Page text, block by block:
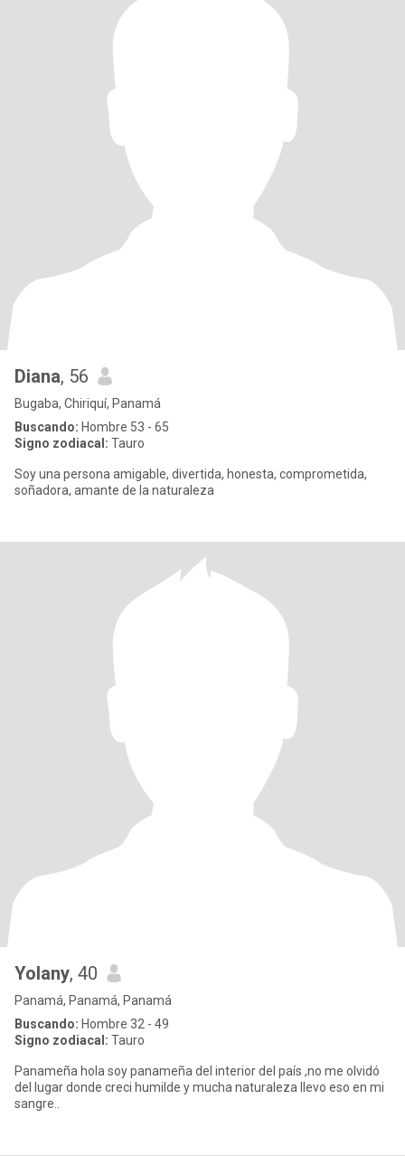
Diana, 56
Bugaba, Chiriquí, Panamá
Buscando: Hombre 53 - 65
Signo zodiacal: Tauro
Soy una persona amigable, divertida, honesta, comprometida,
soñadora, amante de la naturaleza
Yolany, 40
Panamá, Panamá, Panamá
Buscando: Hombre 32 - 49
Signo zodiacal: Tauro
Panameña hola soy panameña del interior del país ,no me olvidó
del lugar donde creci humilde y mucha naturaleza llevo eso en mi
sangre..